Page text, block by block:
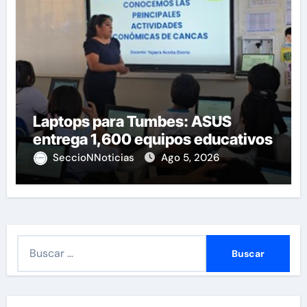
Laptops para Tumbes: ASUS
entrega 1,600 equipos educativos
SeccioNNoticias Ago 5, 2026